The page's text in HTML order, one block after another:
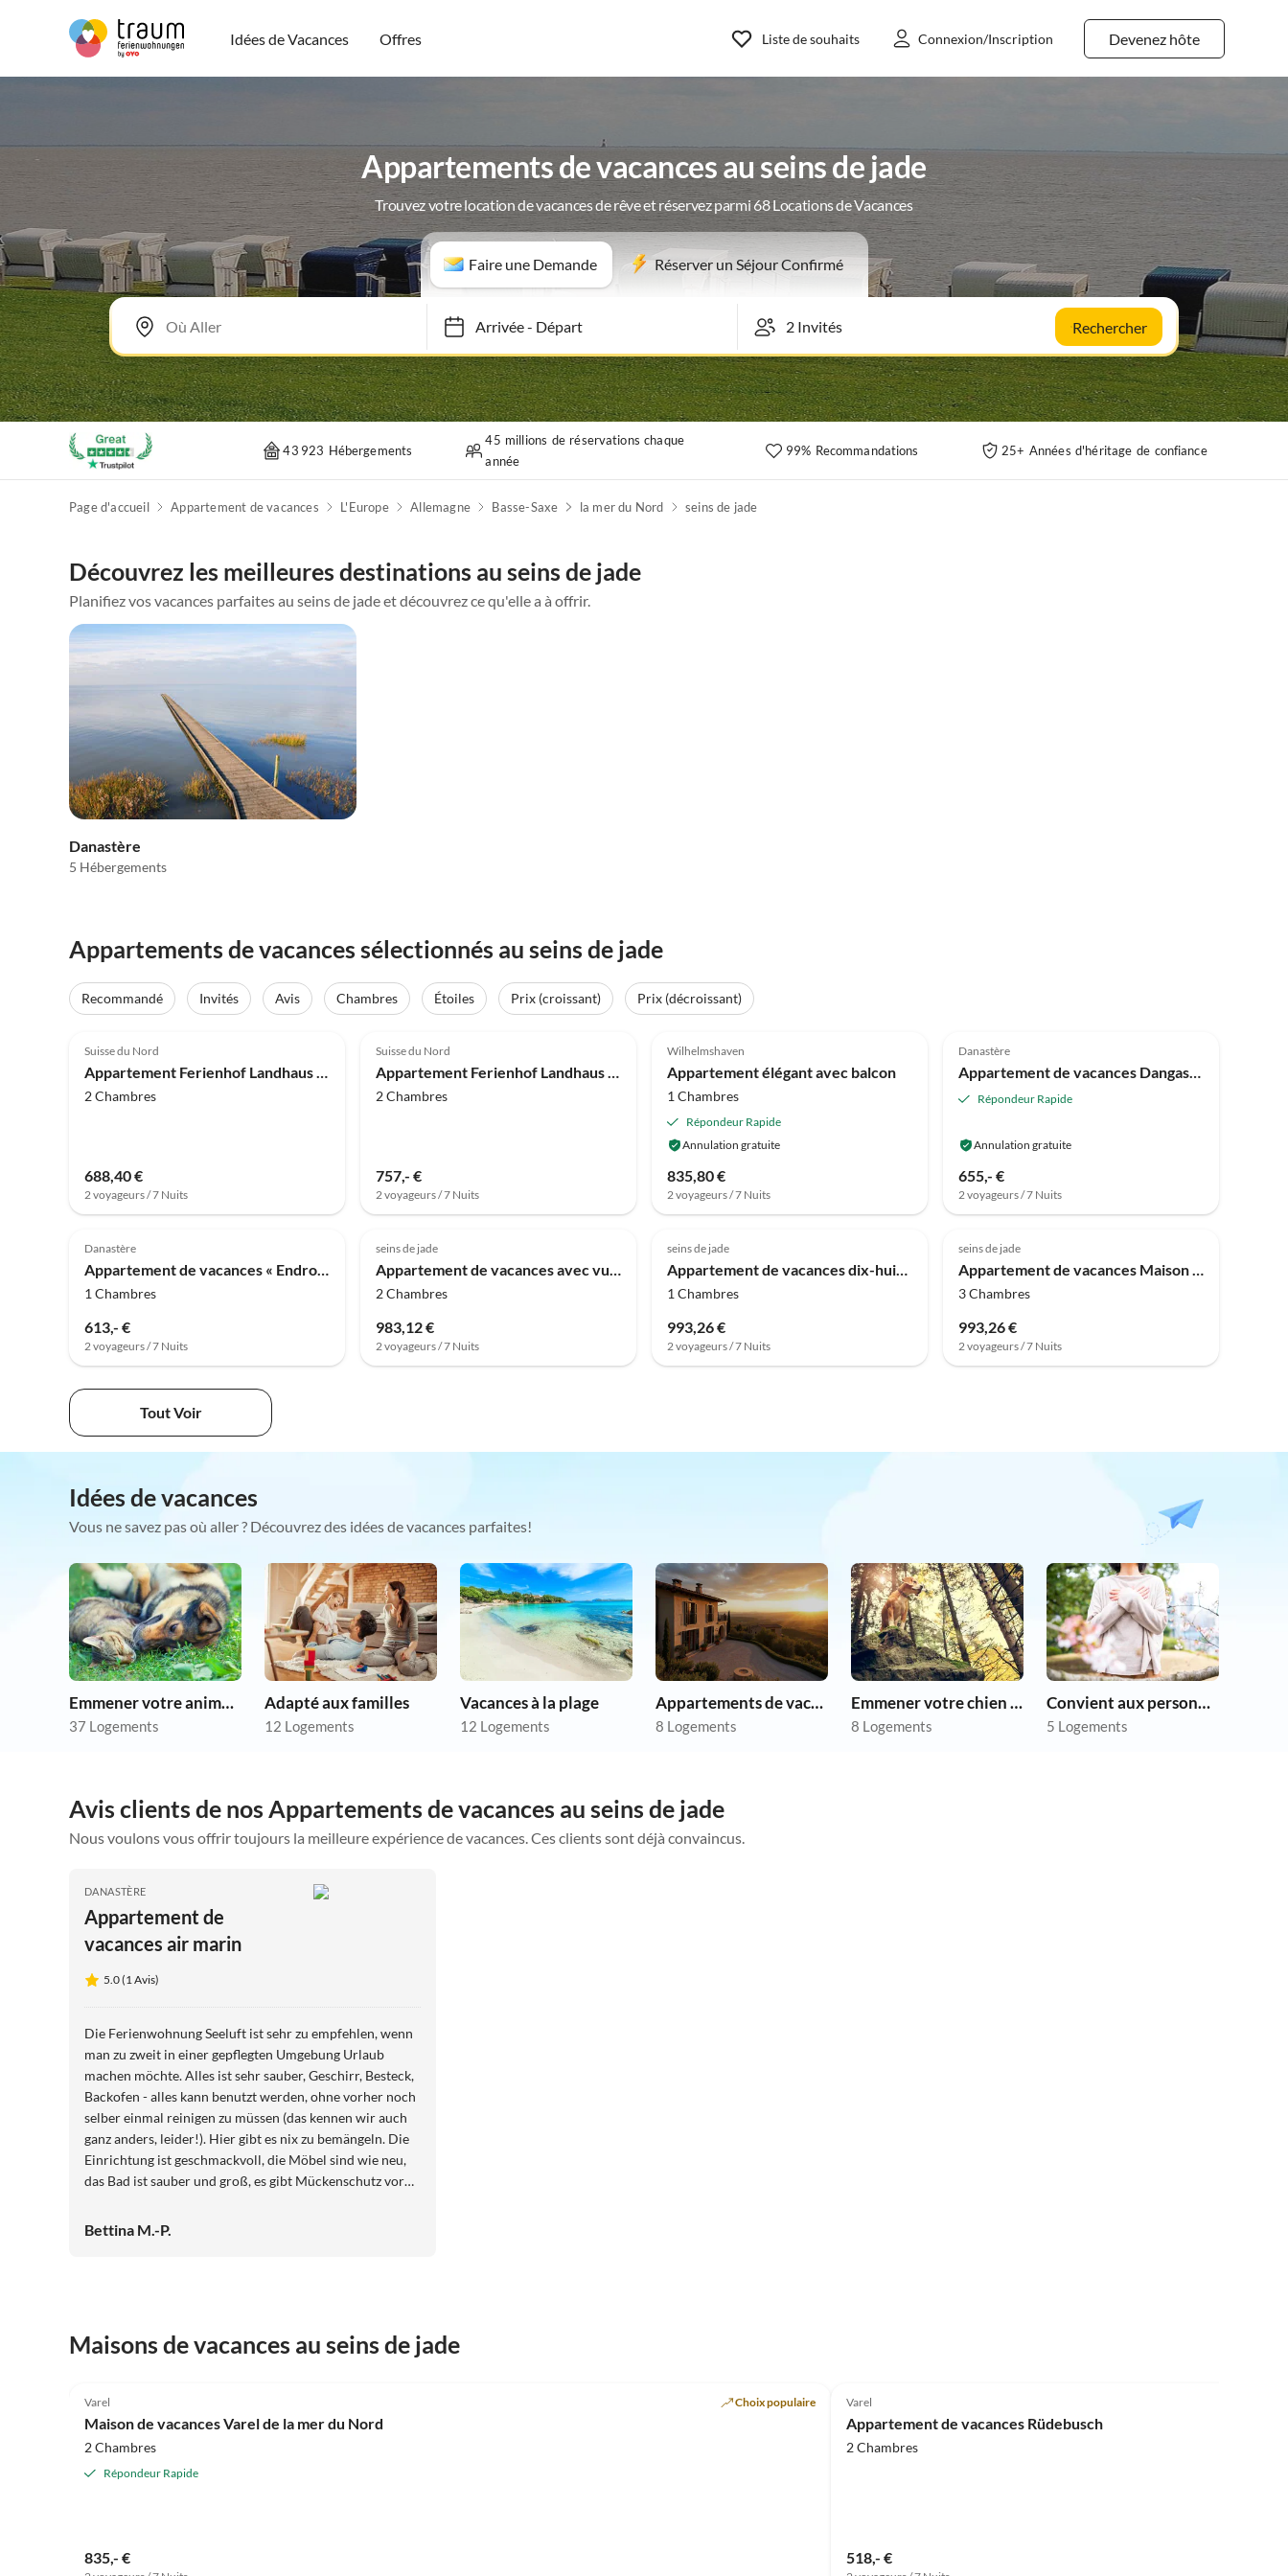
Idées de Vacances Offres Devenez hôte
Liste de souhaits Connexion/Inscription
Appartements de vacances au seins de jade
Trouvez votre location de vacances de rêve et réservez parmi 68 Locations de Vacances
Faire une Demande Réserver un Séjour Confirmé
Arrivée-Départ Rechercher
43 923 Hébergements
45 millions de réservations chaque
année
99% Recommandations 25+ Années d'héritage de confiance
Page d'accueil Appartement de vacances L'Europe Allemagne Basse-Saxe la mer du Nord seins de jade
Découvrez les meilleures destinations au seins de jade
Planifiez vos vacances parfaites au seins de jade et découvrez ce qu'elle a à offrir.
Danastère
5 Hébergements
Appartements de vacances sélectionnés au seins de jade
Recommandé Invités Avis Chambres Étoiles Prix (croissant)
Prix (décroissant)
Suisse du Nord
Appartement Ferienhof Landhaus Markus, Suisse du Sud
2 Chambres
688,40 €
2 voyageurs / 7 Nuits
Suisse du Nord
Appartement Ferienhof Landhaus Markus, Suisse du Sud
2 Chambres
757,- €
2 voyageurs / 7 Nuits
Wilhelmshaven
Appartement élégant avec balcon
1 Chambres
Répondeur Rapide
Annulation gratuite
835,80 €
2 voyageurs / 7 Nuits
Danastère
Appartement de vacances Dangaster Tied 2
Répondeur Rapide
Annulation gratuite
655,- €
2 voyageurs / 7 Nuits
4.3 (1)
Danastère
Appartement de vacances « Endroit préféré »
1 Chambres
613,- €
2 voyageurs / 7 Nuits
seins de jade
Appartement de vacances avec vue panoramique, location d'appartement de vacances Mer du Nord
2 Chambres
983,12 €
2 voyageurs / 7 Nuits
seins de jade
Appartement de vacances dix-huit appartements de vacances Fresenhuus 1, location d'appartements de vacances Mer du Nord
1 Chambres
993,26 €
2 voyageurs / 7 Nuits
seins de jade
Appartement de vacances Maison de vacances Boje 19, location d'appartement de vacances Mer du Nord
3 Chambres
993,26 €
2 voyageurs / 7 Nuits
Tout Voir
Idées de vacances
Vous ne savez pas où aller ? Découvrez des idées de vacances parfaites!
Emmener votre animal en vacances
37 Logements
Adapté aux familles
12 Logements
Vacances à la plage
12 Logements
Appartements de vacances pas chers
8 Logements
Emmener votre chien en vacances
8 Logements
Convient aux personnes allergiques
5 Logements
Avis clients de nos Appartements de vacances au seins de jade
Nous voulons vous offrir toujours la meilleure expérience de vacances. Ces clients sont déjà convaincus.
DANASTÈRE
Appartement de
vacances air marin
5.0 (1 Avis)
Die Ferienwohnung Seeluft ist sehr zu empfehlen, wenn
man zu zweit in einer gepflegten Umgebung Urlaub
machen möchte. Alles ist sehr sauber, Geschirr, Besteck,
Backofen - alles kann benutzt werden, ohne vorher noch
selber einmal reinigen zu müssen (das kennen wir auch
ganz anders, leider!). Hier gibt es nix zu bemängeln. Die
Einrichtung ist geschmackvoll, die Möbel sind wie neu,
das Bad ist sauber und groß, es gibt Mückenschutz vor
Bettina M.-P.
Maisons de vacances au seins de jade
Varel Choix populaire
Maison de vacances Varel de la mer du Nord
2 Chambres
Répondeur Rapide
835,- €
Varel
Appartement de vacances Rüdebusch
2 Chambres
518,- €